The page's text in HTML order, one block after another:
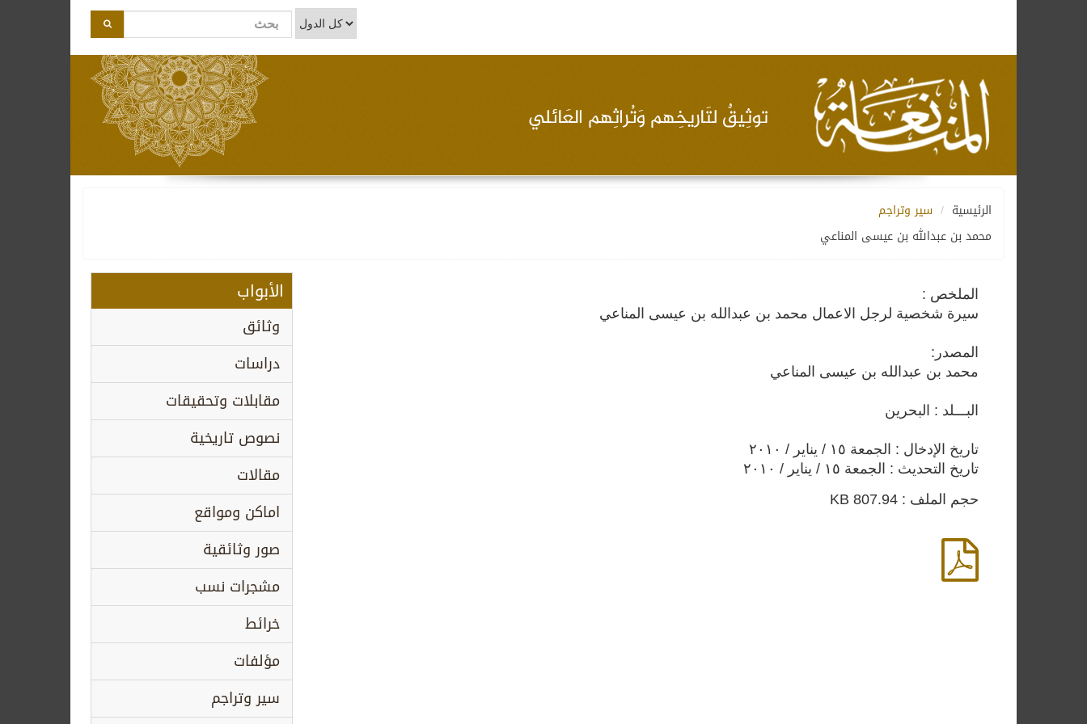
الأبواب
وثائق
دراسات
مقابلات وتحقيقات
نصوص تاريخية
مقالات
اماكن ومواقع
صور وثائقية
مشجرات نسب
خرائط
مؤلفات
سير وتراجم
الرئيسية
سير وتراجم
محمد بن عبدالله بن عيسى المناعي
الملخص :
سيرة شخصية لرجل الاعمال محمد بن عبدالله بن عيسى المناعي
المصدر:
محمد بن عبدالله بن عيسى المناعي
البـــلد : البحرين
تاريخ الإدخال : الجمعة ١٥ / يناير / ٢٠١٠
تاريخ التحديث : الجمعة ١٥ / يناير / ٢٠١٠
حجم الملف : 807.94 KB